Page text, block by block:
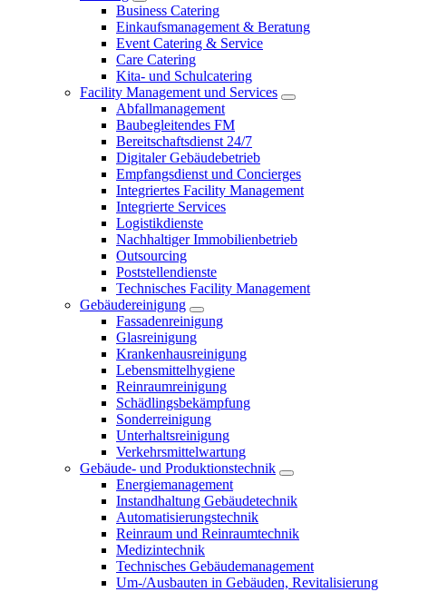
Business Catering
Einkaufsmanagement & Beratung
Event Catering & Service
Care Catering
Kita- und Schulcatering
Facility Management und Services
Abfallmanagement
Baubegleitendes FM
Bereitschaftsdienst 24/7
Digitaler Gebäudebetrieb
Empfangsdienst und Concierges
Integriertes Facility Management
Integrierte Services
Logistikdienste
Nachhaltiger Immobilienbetrieb
Outsourcing
Poststellendienste
Technisches Facility Management
Gebäudereinigung
Fassadenreinigung
Glasreinigung
Krankenhausreinigung
Lebensmittelhygiene
Reinraumreinigung
Schädlingsbekämpfung
Sonderreinigung
Unterhaltsreinigung
Verkehrsmittelwartung
Gebäude- und Produktionstechnik
Energiemanagement
Instandhaltung Gebäudetechnik
Automatisierungstechnik
Reinraum und Reinraumtechnik
Medizintechnik
Technisches Gebäudemanagement
Um-/Ausbauten in Gebäuden, Revitalisierung